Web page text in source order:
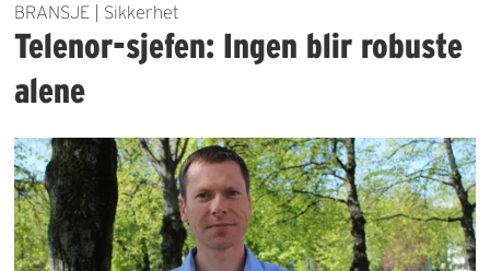
BRANSJE | Sikkerhet
Telenor-sjefen: Ingen blir robuste
alene